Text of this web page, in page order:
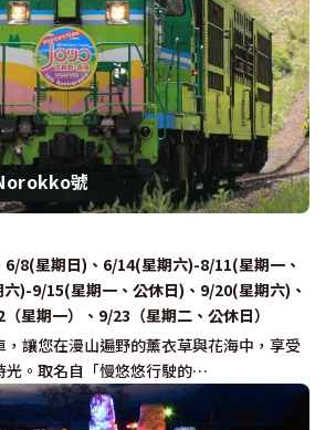
號
，讓您在漫山遍野的薰衣草與花海中，享受
光。取名自「慢悠悠行駛的…
8(星期日)、6/14(星期六)-8/11(星期一、
)-9/15(星期一、公休日)、9/20(星期六)、
星期一）、9/23（星期二、公休日）